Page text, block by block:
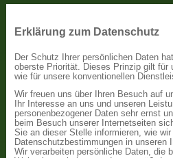
Erklärung zum Datenschutz
Der Schutz Ihrer persönlichen Daten
oberste Priorität. Dieses Prinzip gilt für
wie für unsere konventionellen
Wir freuen uns über Ihren Besuch auf
Ihr Interesse an uns und unseren
personenbezogener Daten sehr ernst
beim Besuch unserer Internetseiten
Sie an dieser Stelle informieren, wie wir
Datenschutzbestimmungen in unseren
Wir verarbeiten persönliche Daten, die